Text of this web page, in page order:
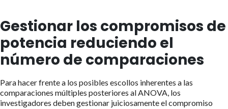
Gestionar los compromisos de
potencia reduciendo el
número de comparaciones
Para hacer frente a los posibles escollos inherentes a las
comparaciones múltiples posteriores al ANOVA, los
investigadores deben gestionar juiciosamente el compromiso